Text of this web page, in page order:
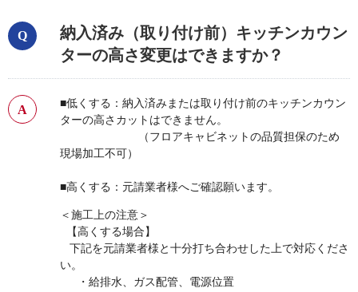
納入済み（取り付け前）キッチンカウン
ターの高さ変更はできますか？
■低くする：納入済みまたは取り付け前のキッチンカウン
ターの高さカットはできません。
（フロアキャビネットの品質担保のため
現場加工不可）
■高くする：元請業者様へご確認願います。
＜施工上の注意＞
【高くする場合】
下記を元請業者様と十分打ち合わせした上で対応くださ
い。
・給排水、ガス配管、電源位置